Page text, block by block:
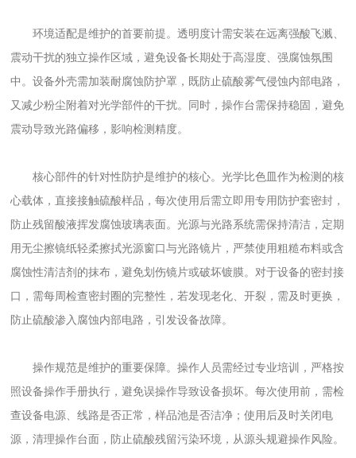
环境适配是维护的首要前提。透明度计需安装在远离强酸飞溅、
震动干扰的独立操作区域，避免设备长期处于高湿度、强腐蚀氛围
中。设备外壳需加装耐腐蚀防护罩，既防止硫酸雾气侵蚀内部电路，
又减少粉尘附着对光学部件的干扰。同时，操作台需保持稳固，避免
震动导致光路偏移，影响检测精度。
核心部件的针对性防护是维护的核心。光学比色皿作为检测的核
心载体，直接接触硫酸样品，每次使用后需立即用专用防护套密封，
防止残留酸液挥发腐蚀玻璃表面。光源与光路系统需保持清洁，定期
用无尘擦镜纸轻柔擦拭光源窗口与光路镜片，严禁使用粗糙布料或含
腐蚀性清洁剂的抹布，避免划伤镜片或破坏镀膜。对于设备的密封接
口，需每周检查密封圈的完整性，若发现老化、开裂，需及时更换，
防止硫酸渗入腐蚀内部电路，引发设备故障。
操作规范是维护的重要保障。操作人员需经过专业培训，严格按
照设备操作手册执行，避免误操作导致设备损坏。每次使用前，需检
查设备电源、线路是否正常，样品池是否洁净；使用后及时关闭电
源，清理操作台面，防止硫酸残留污染环境，从源头规避操作风险。